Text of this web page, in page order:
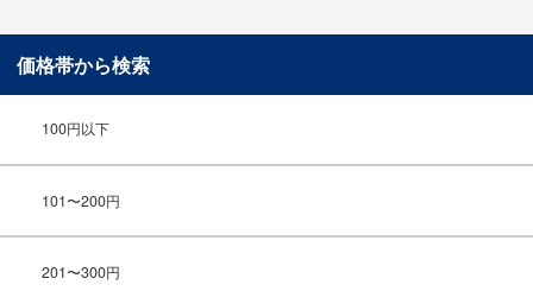
価格帯から検索
100円以下
101〜200円
201〜300円